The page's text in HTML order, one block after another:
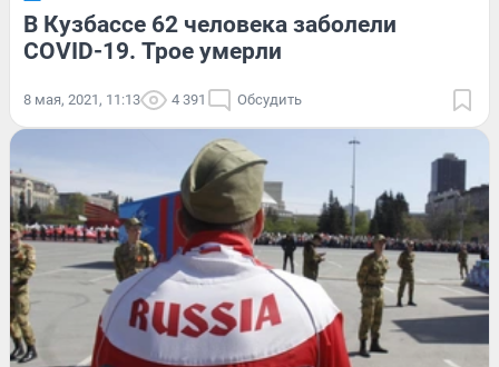
В Кузбассе 62 человека заболели
COVID-19. Трое умерли
8 мая, 2021, 11:13 4 391 Обсудить